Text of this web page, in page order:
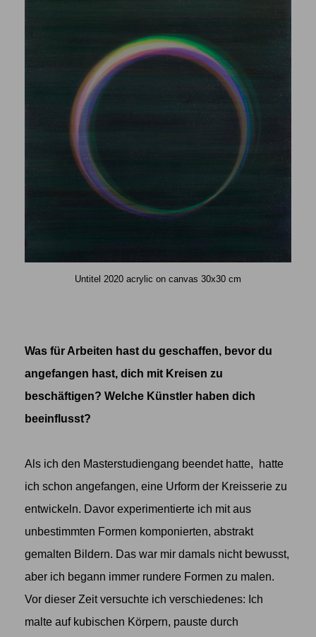
Untitel 2020 acrylic on canvas 30x30 cm
Was für Arbeiten hast du geschaffen, bevor du
angefangen hast, dich mit Kreisen zu
beschäftigen? Welche Künstler haben dich
beeinflusst?
Als ich den Masterstudiengang beendet hatte, hatte
ich schon angefangen, eine Urform der Kreisserie zu
entwickeln. Davor experimentierte ich mit aus
unbestimmten Formen komponierten, abstrakt
gemalten Bildern. Das war mir damals nicht bewusst,
aber ich begann immer rundere Formen zu malen.
Vor dieser Zeit versuchte ich verschiedenes: Ich
malte auf kubischen Körpern, pauste durch